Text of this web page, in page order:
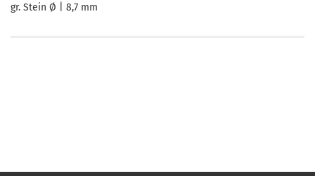
gr. Stein Ø | 8,7 mm